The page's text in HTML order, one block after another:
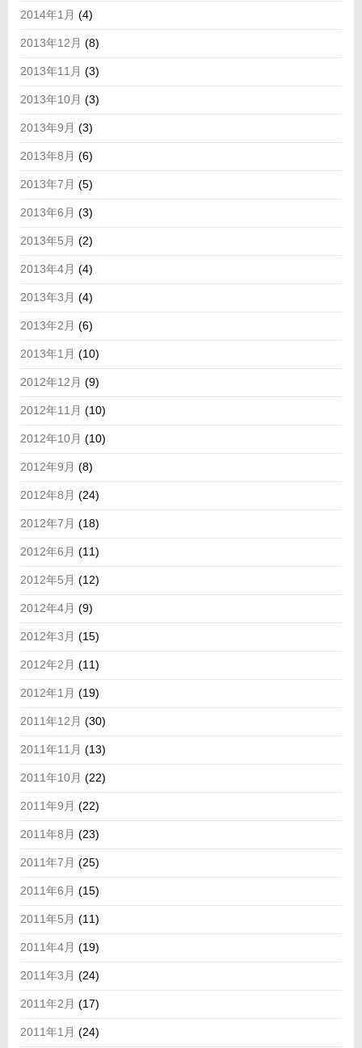
2014年1月 (4)
2013年12月 (8)
2013年11月 (3)
2013年10月 (3)
2013年9月 (3)
2013年8月 (6)
2013年7月 (5)
2013年6月 (3)
2013年5月 (2)
2013年4月 (4)
2013年3月 (4)
2013年2月 (6)
2013年1月 (10)
2012年12月 (9)
2012年11月 (10)
2012年10月 (10)
2012年9月 (8)
2012年8月 (24)
2012年7月 (18)
2012年6月 (11)
2012年5月 (12)
2012年4月 (9)
2012年3月 (15)
2012年2月 (11)
2012年1月 (19)
2011年12月 (30)
2011年11月 (13)
2011年10月 (22)
2011年9月 (22)
2011年8月 (23)
2011年7月 (25)
2011年6月 (15)
2011年5月 (11)
2011年4月 (19)
2011年3月 (24)
2011年2月 (17)
2011年1月 (24)